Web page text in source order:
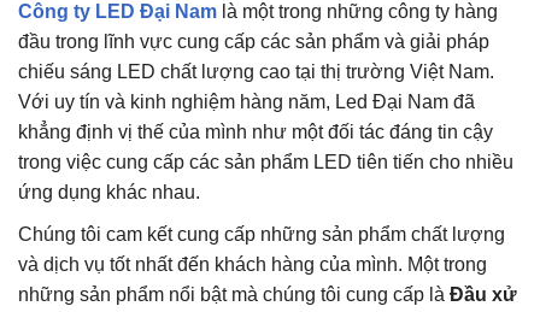
Công ty LED Đại Nam là một trong những công ty hàng
đầu trong lĩnh vực cung cấp các sản phẩm và giải pháp
chiếu sáng LED chất lượng cao tại thị trường Việt Nam.
Với uy tín và kinh nghiệm hàng năm, Led Đại Nam đã
khẳng định vị thế của mình như một đối tác đáng tin cậy
trong việc cung cấp các sản phẩm LED tiên tiến cho nhiều
ứng dụng khác nhau.
Chúng tôi cam kết cung cấp những sản phẩm chất lượng
và dịch vụ tốt nhất đến khách hàng của mình. Một trong
những sản phẩm nổi bật mà chúng tôi cung cấp là Đầu xử